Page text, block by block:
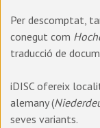
Per descomptat,
conegut com
traducció de
iDISC ofereix
alemany (
seves variants.